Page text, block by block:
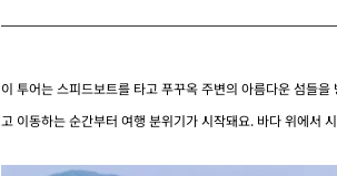
이 투어는 스피드보트를 타고 푸꾸옥 주변의 아름다운 섬들
고 이동하는 순간부터 여행 분위기가 시작돼요. 바다 위에서